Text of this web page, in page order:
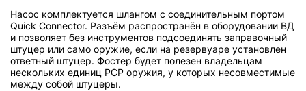
Насос комплектуется шлангом с соединительным портом
Quick Connector. Разъём распространён в оборудовании ВД
и позволяет без инструментов подсоединять заправочный
штуцер или само оружие, если на резервуаре установлен
ответный штуцер. Фостер будет полезен владельцам
нескольких единиц PCP оружия, у которых несовместимые
между собой штуцеры.